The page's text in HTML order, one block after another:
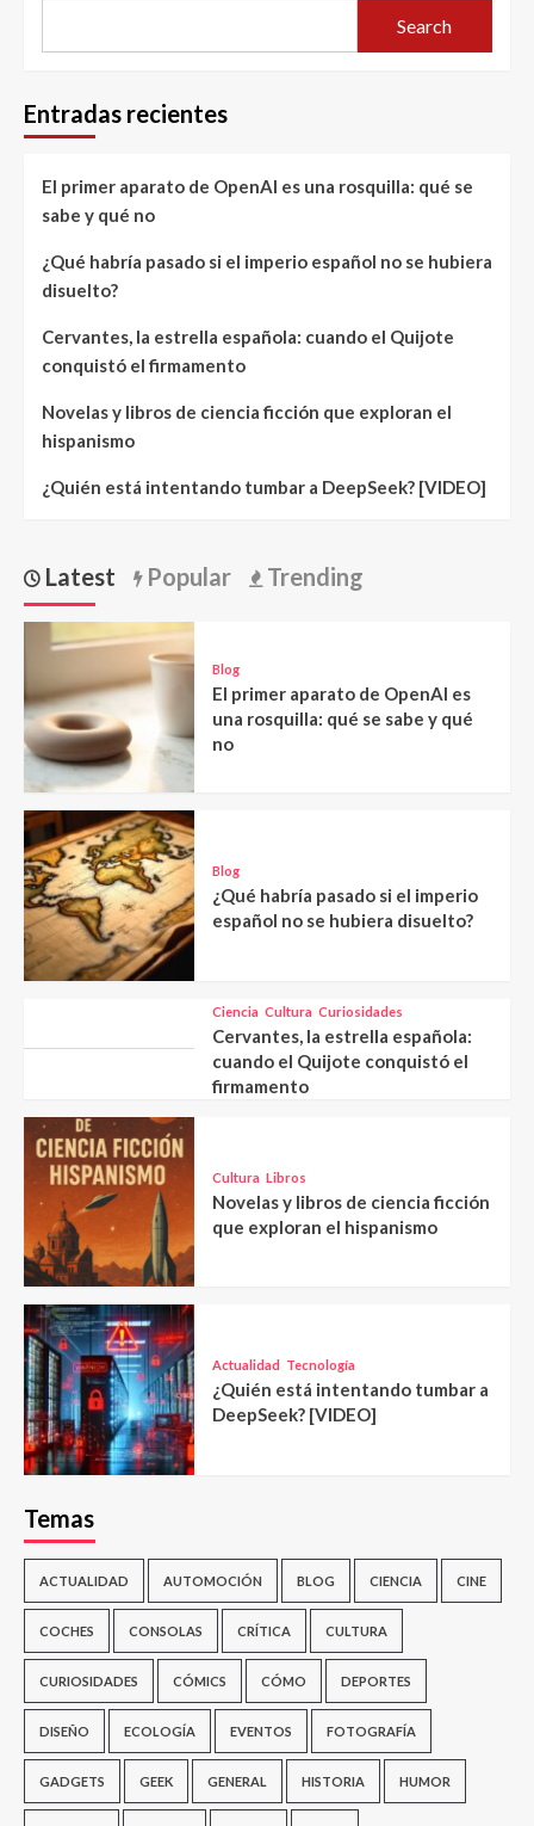
Search
Entradas recientes
El primer aparato de OpenAI es una rosquilla: qué se
sabe y qué no
¿Qué habría pasado si el imperio español no se hubiera
disuelto?
Cervantes, la estrella española: cuando el Quijote
conquistó el firmamento
Novelas y libros de ciencia ficción que exploran el
hispanismo
¿Quién está intentando tumbar a DeepSeek? [VIDEO]
Latest Popular Trending
Blog
El primer aparato de OpenAI es
una rosquilla: qué se sabe y qué
no
Blog
¿Qué habría pasado si el imperio
español no se hubiera disuelto?
Ciencia Cultura Curiosidades
Cervantes, la estrella española:
cuando el Quijote conquistó el
firmamento
Cultura Libros
Novelas y libros de ciencia ficción
que exploran el hispanismo
Actualidad Tecnología
¿Quién está intentando tumbar a
DeepSeek? [VIDEO]
Temas
ACTUALIDAD AUTOMOCIÓN BLOG CIENCIA CINE
COCHES CONSOLAS CRÍTICA CULTURA
CURIOSIDADES CÓMICS CÓMO DEPORTES
DISEÑO ECOLOGÍA EVENTOS FOTOGRAFÍA
GADGETS GEEK GENERAL HISTORIA HUMOR